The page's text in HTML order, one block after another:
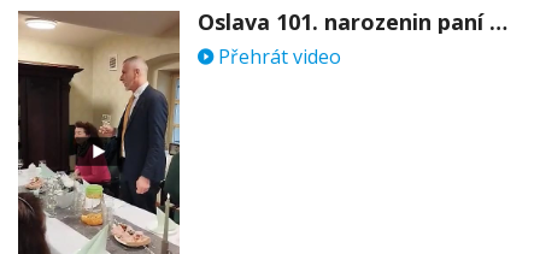
Oslava 101. narozenin paní Věry Skořepové
Přehrát video